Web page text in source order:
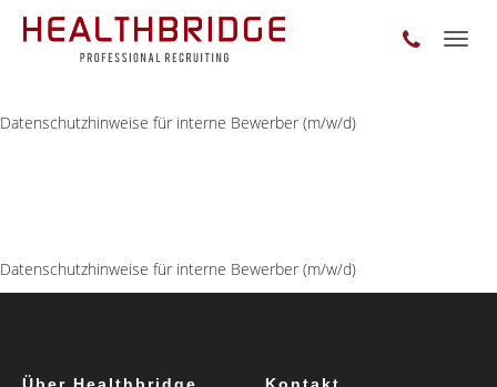
Datenschutzhinweise für interne Bewerber (m/w/d)
Datenschutzhinweise für interne Bewerber (m/w/d)